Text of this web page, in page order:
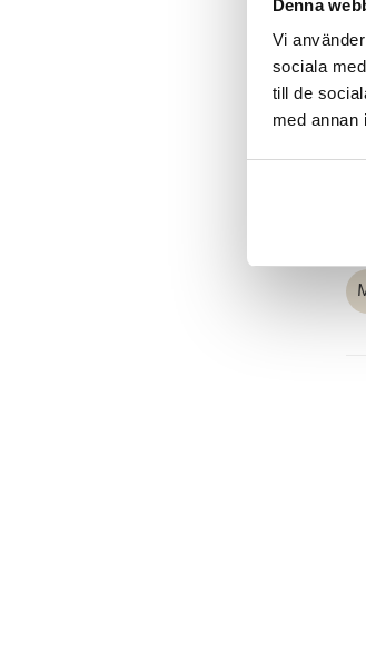
Denna
Vi
sociala
till de
med annan